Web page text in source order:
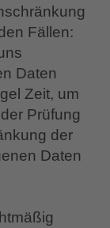
Fällen:
Daten
Zeit, um
Prüfung
der
Daten